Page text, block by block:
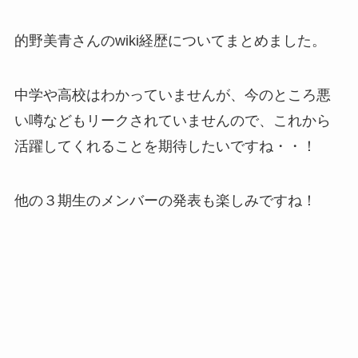
的野美青さんのwiki経歴についてまとめました。
中学や高校はわかっていませんが、今のところ悪
い噂などもリークされていませんので、これから
活躍してくれることを期待したいですね・・！
他の３期生のメンバーの発表も楽しみですね！